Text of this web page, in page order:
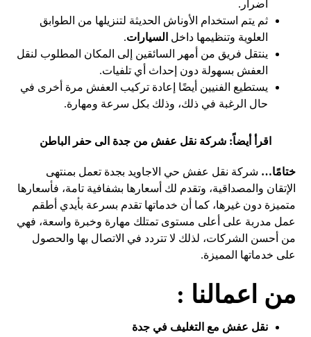
أضرار.
ثم يتم استخدام الأوناش الحديثة لتنزيلها من الطوابق
العلوية وتنظيمها داخل السيارات.
ينتقل فريق من أمهر السائقين إلى المكان المطلوب لنقل
العفش بسهولة دون إحداث أي تلفيات.
يستطيع الفنيين أيضًا إعادة تركيب العفش مرة أخرى في
حال الرغبة في ذلك، وذلك بكل سرعة ومهارة.
اقرأ أيضاً: شركة نقل عفش من جدة الى حفر الباطن
ختامًا… شركة نقل عفش حي الاجاويد بجدة تعمل بمنتهى
الإتقان والمصداقية، وتقدم لك أسعارها بشفافية تامة، فأسعارها
متميزة دون غيرها، كما أن خدماتها تقدم بسرعة بأيدي أطقم
عمل مدربة على أعلى مستوى تمتلك مهارة وخبرة واسعة، فهي
من أحسن الشركات، لذلك لا تتردد في الاتصال بها والحصول
على خدماتها المميزة.
من اعمالنا :
نقل عفش مع التغليف في جدة